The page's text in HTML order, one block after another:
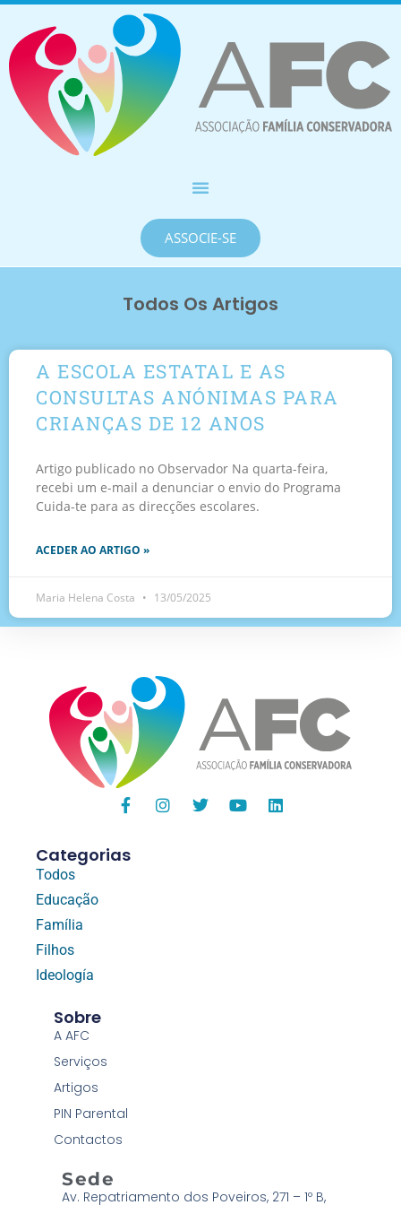
ASSOCIE-SE
Todos Os Artigos
A ESCOLA ESTATAL E AS
CONSULTAS ANÓNIMAS PARA
CRIANÇAS DE 12 ANOS
Artigo publicado no Observador Na quarta-feira,
recebi um e-mail a denunciar o envio do Programa
Cuida-te para as direcções escolares.
ACEDER AO ARTIGO »
Maria Helena Costa 13/05/2025
Categorias
Todos
Educação
Família
Filhos
Ideología
Sobre
A AFC
Serviços
Artigos
PIN Parental
Contactos
Sede
Av. Repatriamento dos Poveiros, 271 – 1º B,